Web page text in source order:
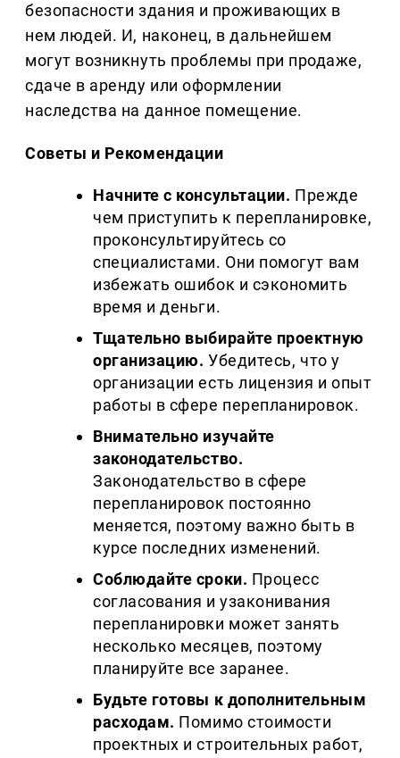
безопасности здания и проживающих в
нем людей. И, наконец, в дальнейшем
могут возникнуть проблемы при продаже,
сдаче в аренду или оформлении
наследства на данное помещение.
Советы и Рекомендации
Начните с консультации. Прежде
чем приступить к перепланировке,
проконсультируйтесь со
специалистами. Они помогут вам
избежать ошибок и сэкономить
время и деньги.
Тщательно выбирайте проектную
организацию. Убедитесь, что у
организации есть лицензия и опыт
работы в сфере перепланировок.
Внимательно изучайте
законодательство.
Законодательство в сфере
перепланировок постоянно
меняется, поэтому важно быть в
курсе последних изменений.
Соблюдайте сроки. Процесс
согласования и узаконивания
перепланировки может занять
несколько месяцев, поэтому
планируйте все заранее.
Будьте готовы к дополнительным
расходам. Помимо стоимости
проектных и строительных работ,